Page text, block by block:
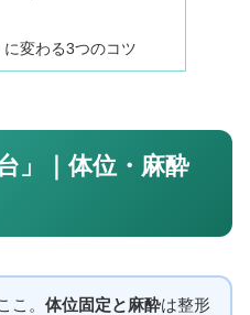
変わる3つのコツ
」｜体位・麻酔
こ。 体位固定と麻酔は整形